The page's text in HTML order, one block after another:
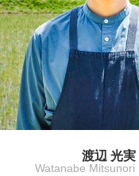
渡辺 光実
Watanabe Mitsunori